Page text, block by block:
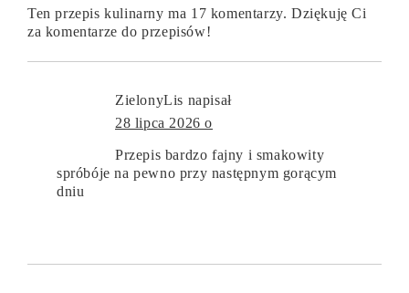
Ten przepis kulinarny ma 17 komentarzy. Dziękuję Ci
za komentarze do przepisów!
ZielonyLis napisał
28 lipca 2026 o
Przepis bardzo fajny i smakowity
spróbóje na pewno przy następnym gorącym
dniu